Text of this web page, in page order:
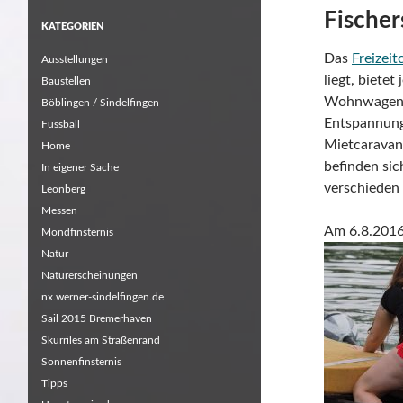
Das
liegt, bietet
befinden
Am
KATEGORIEN
Ausstellungen
Baustellen
Böblingen / Sindelfingen
Fussball
Home
In eigener Sache
Leonberg
Messen
Mondfinsternis
Natur
Naturerscheinungen
nx.werner-sindelfingen.de
Sail 2015 Bremerhaven
Skurriles am Straßenrand
Sonnenfinsternis
Tipps